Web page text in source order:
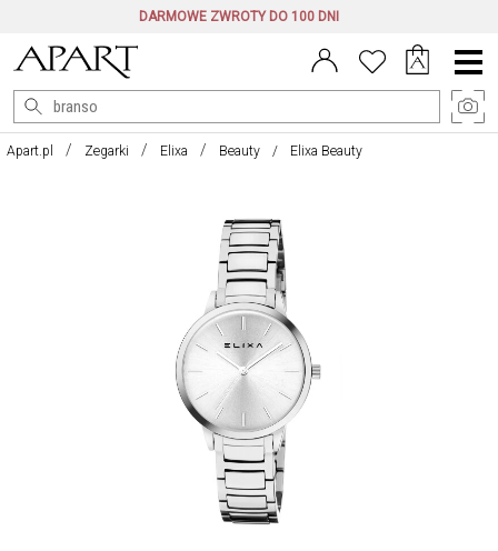
DARMOWE ZWROTY DO 100 DNI
Menu
główne
Apart.pl Zegarki Elixa Beauty Elixa Beauty